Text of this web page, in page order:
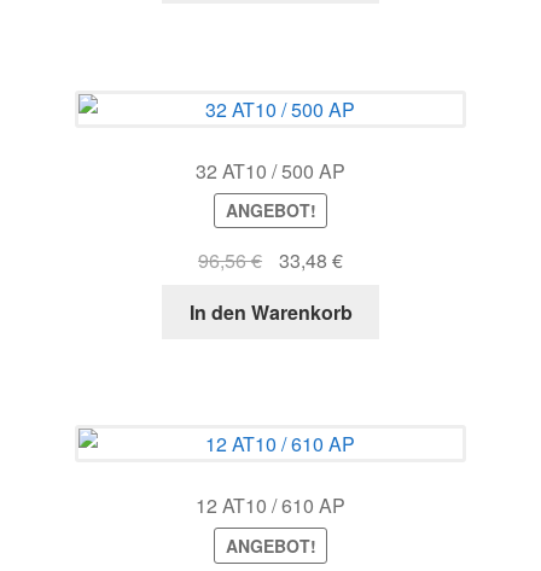
32 AT10 / 500 AP
ANGEBOT!
96,56€
Ursprünglicher
war:
33,48 €Aktueller
ist:
In den Warenkorb
12 AT10 / 610 AP
ANGEBOT!